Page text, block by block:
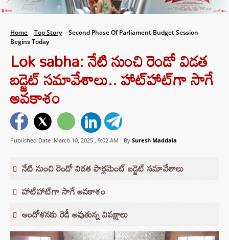
Home Top Story
Second Phase Of Parliament Budget Session
Begins Today
Lok sabha: నేటి నుంచి రెండో విడత
బడ్జెట్ సమావేశాలు.. హాట్‌హాట్‌గా సాగే
అవకాశం
Published Date :March 10, 2025 , 9:02 AM By Suresh Maddala
నేటి నుంచి రెండో విడత పార్లమెంట్ బడ్జెట్ సమావేశాలు
హాట్‌హాట్‌గా సాగే అవకాశం
ఆందోళనకు రెడీ అవుతున్న విపక్షాలు